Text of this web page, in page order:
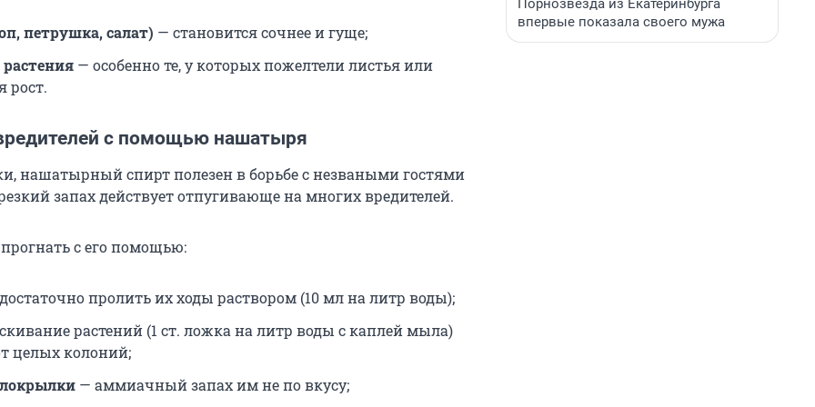
петрушка, салат) — становится сочнее и гуще;
— особенно те, у которых пожелтели листья или
рост.
с помощью нашатыря
нашатырный спирт полезен в борьбе с незваными гостями
запах действует отпугивающе на многих вредителей.
с его помощью:
пролить их ходы раствором (10 млна литр воды);
растений (1 ст. ложка на литр воды с каплей мыла)
целых колоний;
— аммиачный запах им не по вкусу;
Порнозвезда из Екатеринбурга
впервые показала своего мужа